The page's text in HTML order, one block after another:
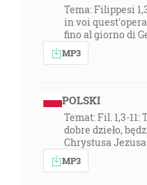
Tema: Filippesi
in voi
fino al giorno di
MP3
POLSKI
Temat: Fil. 1,3-
dobre dzieło,
Chrystusa
MP3